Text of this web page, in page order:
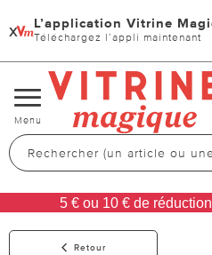
x L’application Vitrine
Téléchargez l’appli maintenant
Changer
de
navigation
Menu
5 € ou 10 € de
Retour